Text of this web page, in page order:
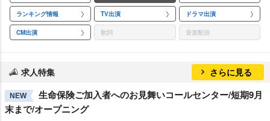
ランキング情報 TV出演 ドラマ出演
CM出演 歌詞 音楽配信
求人特集 さらに見る
NEW
生命保険ご加入者へのお見舞いコールセンター/短期9月
末まで/オープニング